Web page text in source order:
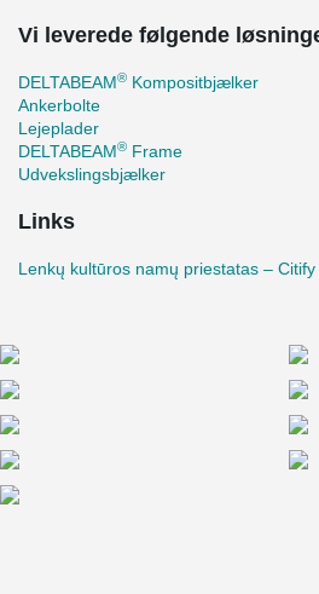
Vi leverede følgende
DELTABEAM® Kompositbjælker
Ankerbolte
Lejeplader
DELTABEAM® Frame
Udvekslingsbjælker
Links
Lenkų kultūros namų priestatas – Citify